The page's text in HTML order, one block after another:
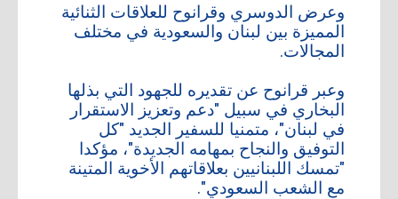
أبراج
أرشيف
وعرض الدوسري وقرانوح للعلاقات الثنائية
المميزة بين لبنان والسعودية في مختلف
المجالات.
وعبر قرانوح عن تقديره للجهود التي بذلها
البخاري في سبيل "دعم وتعزيز الاستقرار
في لبنان"، متمنيا للسفير الجديد "كل
التوفيق والنجاح بمهامه الجديدة"، مؤكدا
"تمسك اللبنانيين بعلاقاتهم الأخوية المتينة
مع الشعب السعودي".